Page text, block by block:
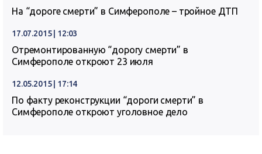
На “дороге смерти” в Симферополе – тройное ДТП
17.07.2015 | 12:03
Отремонтированную “дорогу смерти” в
Симферополе откроют 23 июля
12.05.2015 | 17:14
По факту реконструкции “дороги смерти” в
Симферополе откроют уголовное дело